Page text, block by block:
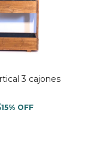
3 cajones
15% OFF